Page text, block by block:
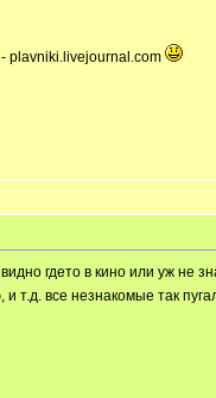
plavniki.livejournal.com
гдето в кино или уж не
т.д. все незнакомые так